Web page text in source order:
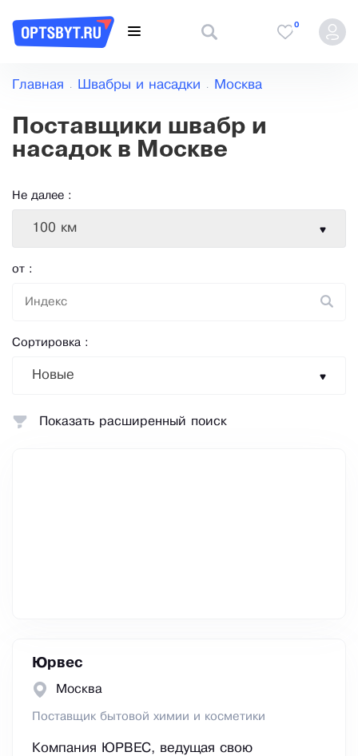
0
Главная Швабры и насадки Москва
Поставщики швабр и
насадок в Москве
Не далее :
100 км
от :
Сортировка :
Новые
Юрвес
Москва
Поставщик бытовой химии и косметики
Компания ЮРВЕС, ведущая свою
Показать расширенный поиск